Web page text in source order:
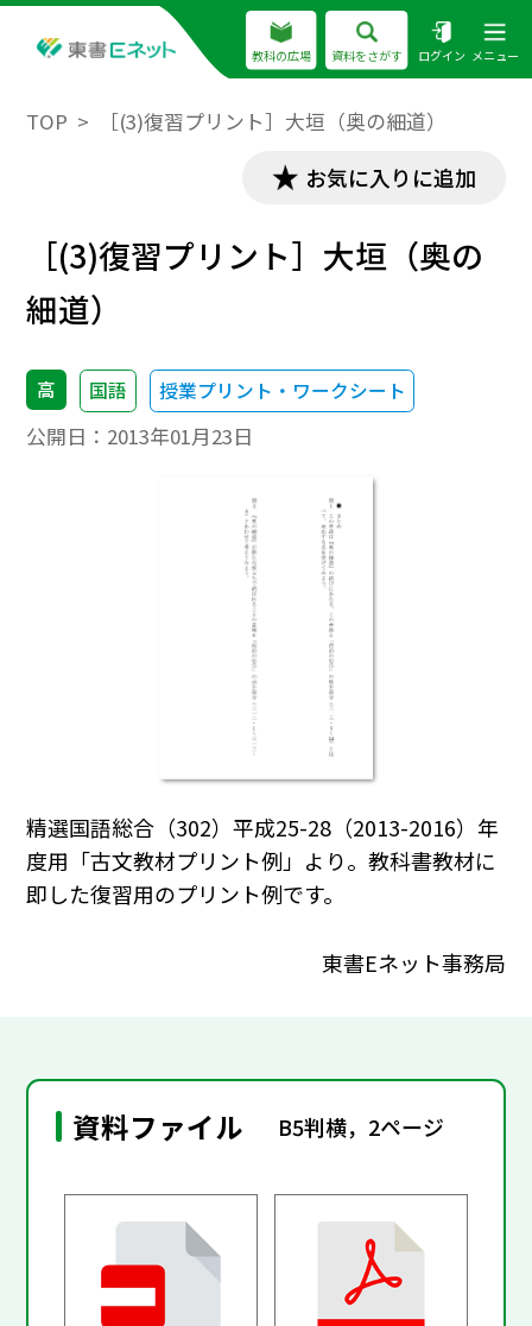
教科の広場 資料をさがす ログイン メニュー
TOP ［(3)復習プリント］大垣（奥の細道）
お気に入りに追加
［(3)復習プリント］大垣（奥の
細道）
高 国語 授業プリント・ワークシート
公開日： 2013年01月23日
精選国語総合（302）平成25-28（2013-2016）年
度用「古文教材プリント例」より。教科書教材に
即した復習用のプリント例です。
東書Eネット事務局
資料ファイル B5判横，2ページ